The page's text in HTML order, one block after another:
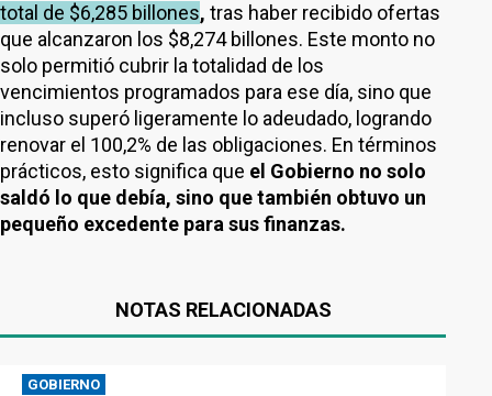
total de $6,285 billones, tras haber recibido ofertas
que alcanzaron los $8,274 billones. Este monto no
solo permitió cubrir la totalidad de los
vencimientos programados para ese día, sino que
incluso superó ligeramente lo adeudado, logrando
renovar el 100,2% de las obligaciones. En términos
prácticos, esto significa que el Gobierno no solo
saldó lo que debía, sino que también obtuvo un
pequeño excedente para sus finanzas.
NOTAS RELACIONADAS
GOBIERNO